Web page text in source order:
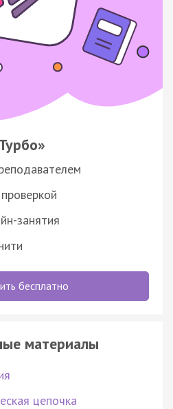
занятия
бесплатно
материалы
цепочка